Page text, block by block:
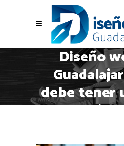
Diseño
debe tener